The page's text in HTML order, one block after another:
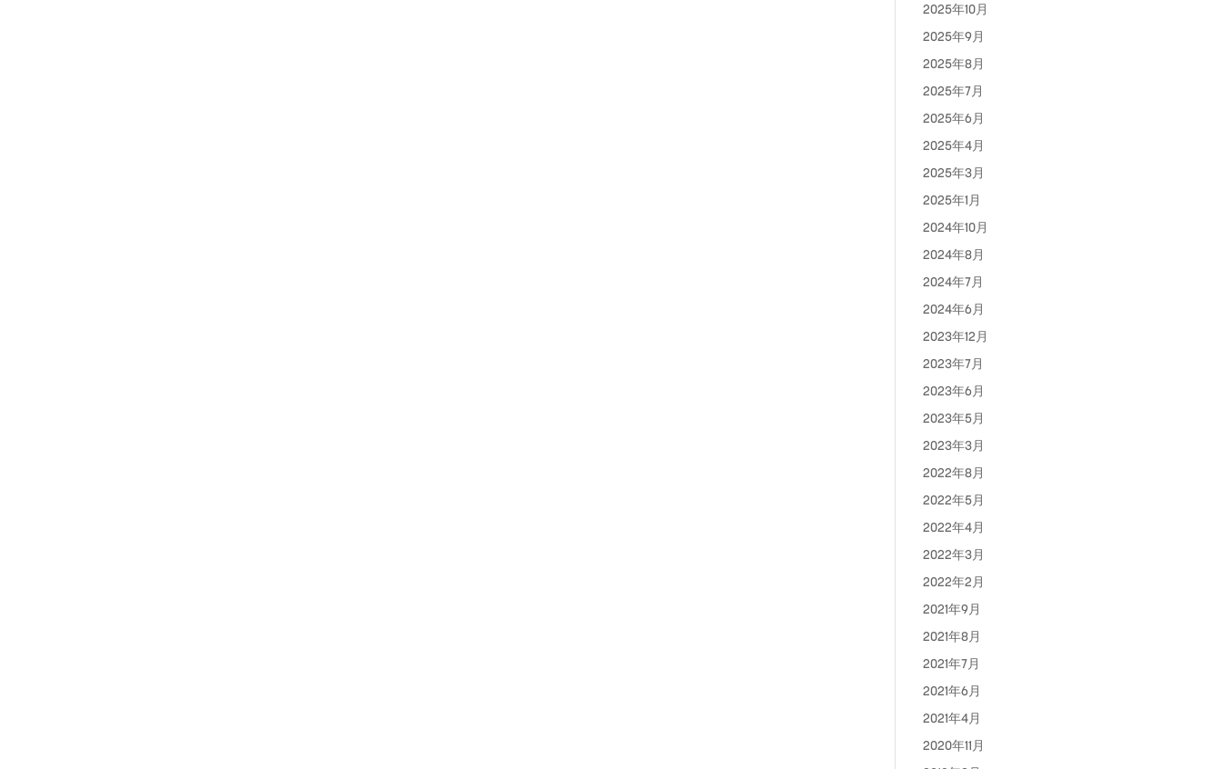
2025年10月
2025年9月
2025年8月
2025年7月
2025年6月
2025年4月
2025年3月
2025年1月
2024年10月
2024年8月
2024年7月
2024年6月
2023年12月
2023年7月
2023年6月
2023年5月
2023年3月
2022年8月
2022年5月
2022年4月
2022年3月
2022年2月
2021年9月
2021年8月
2021年7月
2021年6月
2021年4月
2020年11月